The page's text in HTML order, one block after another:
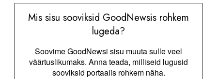
Mis sisu sooviksid GoodNewsis rohkem
lugeda?
Soovime GoodNewsi sisu muuta sulle veel
väärtuslikumaks. Anna teada, milliseid lugusid
sooviksid portaalis rohkem näha.